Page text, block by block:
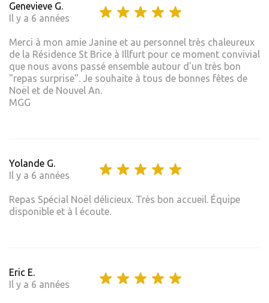
Genevieve G.
Il y a 6 années
Merci à mon amie Janine et au personnel très chaleureux
de la Résidence St Brice à Illfurt pour ce moment convivial
que nous avons passé ensemble autour d'un très bon
"repas surprise". Je souhaite à tous de bonnes fêtes de
Noël et de Nouvel An.
MGG
Yolande G.
Il y a 6 années
Repas Spécial Noël délicieux. Très bon accueil. Équipe
disponible et à l écoute.
Eric E.
Il y a 6 années